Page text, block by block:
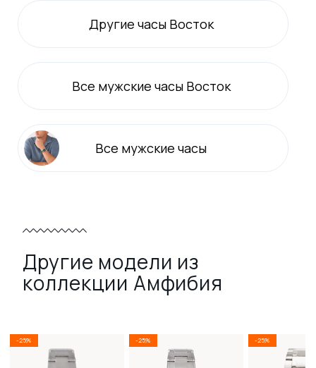
Другие часы Восток
Все мужские часы Восток
Все мужские часы
Другие модели из
коллекции Амфибия
-25% -25% -25%